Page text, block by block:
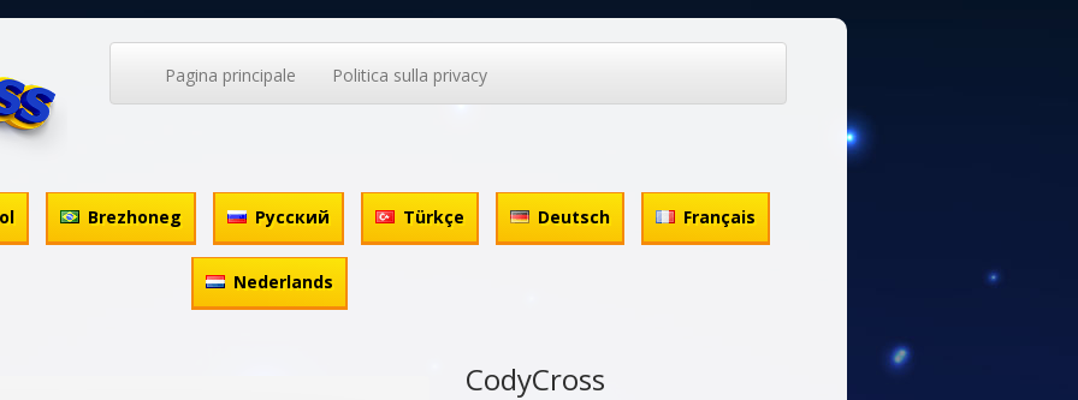
Pagina principale Politica sulla privacy
Brezhoneg Русский Türkçe Deutsch Français
Nederlands
CodyCross